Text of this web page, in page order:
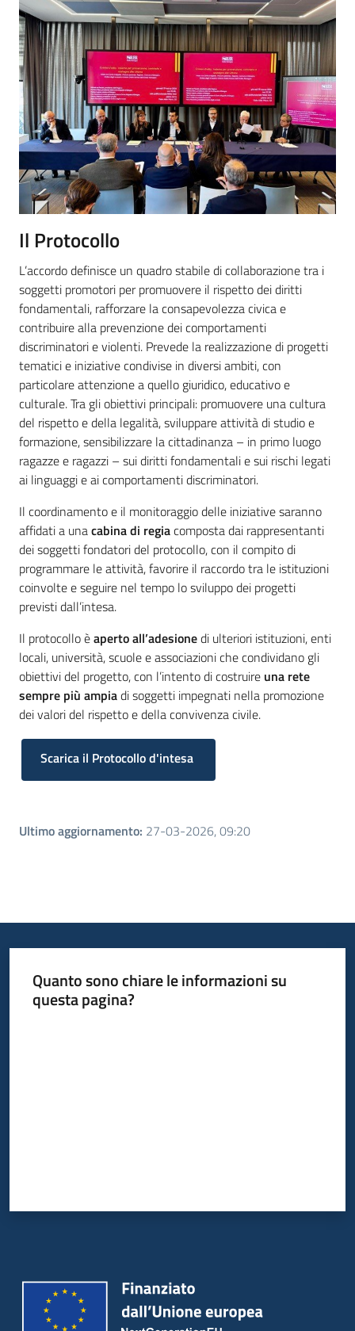
Il Protocollo
L’accordo definisce un quadro stabile di collaborazione tra i
soggetti promotori per promuovere il rispetto dei diritti
fondamentali, rafforzare la consapevolezza civica e
contribuire alla prevenzione dei comportamenti
discriminatori e violenti. Prevede la realizzazione di progetti
tematici e iniziative condivise in diversi ambiti, con
particolare attenzione a quello giuridico, educativo e
culturale. Tra gli obiettivi principali: promuovere una cultura
del rispetto e della legalità, sviluppare attività di studio e
formazione, sensibilizzare la cittadinanza – in primo luogo
ragazze e ragazzi – sui diritti fondamentali e sui rischi legati
ai linguaggi e ai comportamenti discriminatori.
Il coordinamento e il monitoraggio delle iniziative saranno
affidati a unacabina di regiacomposta dai rappresentanti
dei soggetti fondatori del protocollo, con il compito di
programmare le attività, favorire il raccordo tra le istituzioni
coinvolte e seguire nel tempo lo sviluppo dei progetti
previsti dall’intesa.
Il protocollo èaperto all’adesionedi ulteriori istituzioni, enti
locali, università, scuole e associazioni che condividano gli
obiettivi del progetto, con l’intento di costruire una rete
sempre più ampiadi soggetti impegnati nella promozione
dei valori del rispetto e della convivenza civile.
Scarica il Protocollo d'intesa
Ultimo aggiornamento: 27-03-2026, 09:20
Quanto sono chiare le informazioni su
questa pagina?